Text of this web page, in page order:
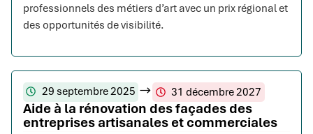
professionnels des métiers d’art avec un prix régional et
des opportunités de visibilité.
29 septembre 2025 31 décembre 2027
Aide à la rénovation des façades des
entreprises artisanales et commerciales